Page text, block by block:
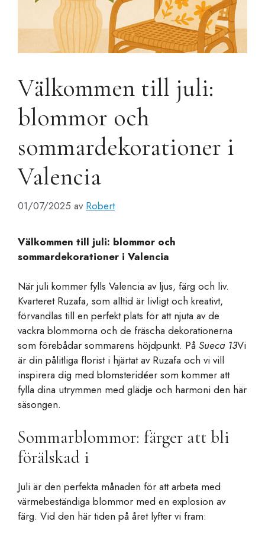
Välkommen till juli:
blommor och
sommardekorationer i
Valencia
01/07/2025 av Robert
Välkommen till juli: blommor och
sommardekorationer i Valencia
När juli kommer fylls Valencia av ljus, färg och liv.
Kvarteret Ruzafa, som alltid är livligt och kreativt,
förvandlas till en perfekt plats för att njuta av de
vackra blommorna och de fräscha dekorationerna
som förebådar sommarens höjdpunkt. På Sueca 13Vi
är din pålitliga florist i hjärtat av Ruzafa och vi vill
inspirera dig med blomsteridéer som kommer att
fylla dina utrymmen med glädje och harmoni den här
säsongen.
Sommarblommor: färger att bli
förälskad i
Juli är den perfekta månaden för att arbeta med
värmebeständiga blommor med en explosion av
färg. Vid den här tiden på året lyfter vi fram: